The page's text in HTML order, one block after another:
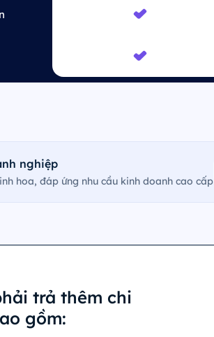
nghiệp
hoa, đáp ứng nhu cầu kinh doanh cao cấp
trả thêm chi
gồm: